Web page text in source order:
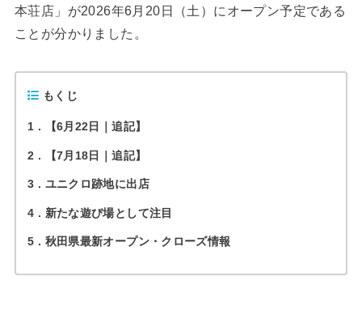
本荘店」が2026年6月20日（土）にオープン予定である
ことが分かりました。
もくじ
1 【6月22日｜追記】
2 【7月18日｜追記】
3 ユニクロ跡地に出店
4 新たな遊び場として注目
5 秋田県最新オープン・クローズ情報